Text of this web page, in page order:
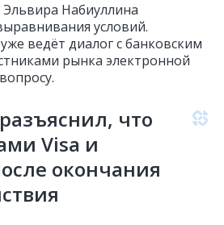
Эльвира Набиуллина
условий.
ведёт диалог с банковским
рынка электронной
что
Visa и
окончания